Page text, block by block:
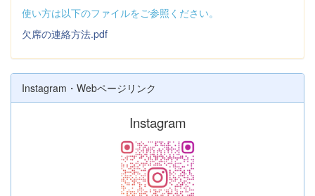
使い方は以下のファイルをご参照ください。
欠席の連絡方法.pdf
Instagram・Webページリンク
Instagram